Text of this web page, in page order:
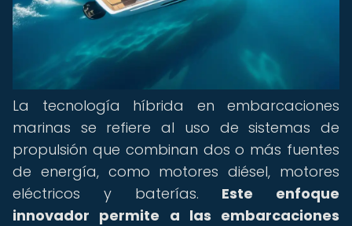
La tecnología híbrida en embarcaciones
marinas se refiere al uso de sistemas de
propulsión que combinan dos o más fuentes
de energía, como motores diésel, motores
eléctricos y baterías. Este enfoque
innovador permite a las embarcaciones